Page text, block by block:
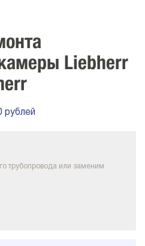
Liebherr
рублей
трубопровода или заменим